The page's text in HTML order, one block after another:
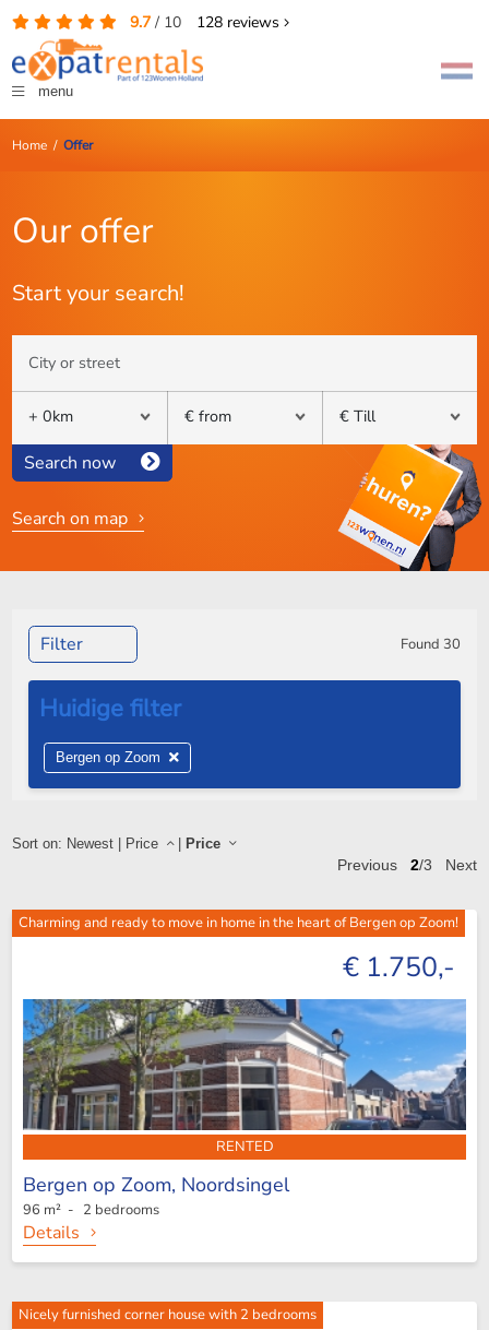
9.7/ 10 128reviews
menu
Home/ Offer
Our offer
Start your search!
Search now
Search on map
Sort on: Newest| Price | Price
Previous 2/3 Next
Charming and ready to move in home in the heart of Bergen op Zoom!
€ 1.750,-
RENTED
Bergen op Zoom, Noordsingel
96 m² - 2 bedrooms
Details
Nicely furnished corner house with 2 bedrooms
Filter Found 30
Bergen op Zoom